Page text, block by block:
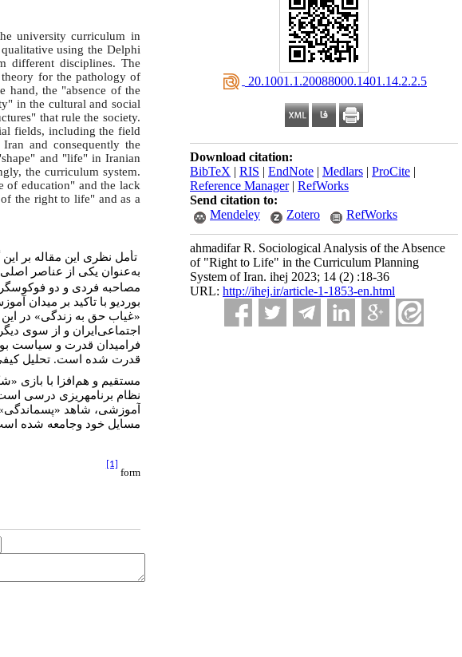
‎ 20.1001.1.20088000.1401.14.2.2.5
Download citation:
BibTeX | RIS | EndNote | Medlars | ProCite |
Reference Manager| RefWorks
Send citation to:
Mendeley
Zotero RefWorks
ahmadifar R. Sociological Analysis of the Absence
of "Right to Life" in the Curriculum Planning
System of Iran. ihej 2023; 14 (2) :18-36
URL: http://ihej.ir/article-1-1853-en.html
university curriculum in
using the Delphi
different disciplines. The
for the pathology of
hand, the "absence of the
in the cultural and social
that rule the society.
fields, including the field
and consequently the
and "life" in Iranian
the curriculum system.
of education" and the lack
the right to life" and as a
تأمل نظری این مقاله بر
به‌عنوان یکی از عناصر
مصاحبه فردی و دو
بوردیو با تاکید بر میدان
«غیاب حق به زندگی» در
اجتماعی‌ایران و از سوی
فرامیدان قدرت و سیاست
قدرت شده است. تحلیل کیفی
مستقیم و هم‌افزا با بازی
نظام برنامه­ریزی درسی
آموزشی، شاهد
مسایل خود وجامعه شده
[1]
form